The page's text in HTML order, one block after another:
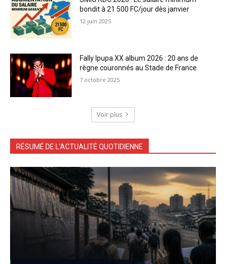
bondit à 21 500 FC/jour dès janvier
12 juin 2025
Fally Ipupa XX album 2026 : 20 ans de
règne couronnés au Stade de France
7 octobre 2025
Voir plus
RÉSUMÉ DE L'ACTUALITÉ QUOTIDIENNE